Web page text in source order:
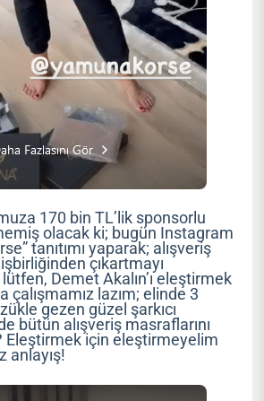
170 bin TL’lik sponsorlu
olacak ki; bugün Instagram
tanıtımı yaparak; alışveriş
çıkartmayı
Demet Akalın’ı eleştirmek
çalışmamız lazım; elinde 3
gezen güzel şarkıcı
bütün alışveriş masraflarını
Eleştirmek için eleştirmeyelim
anlayış!